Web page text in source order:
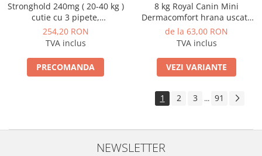
Stronghold 240mg ( 20-40 kg )
cutie cu 3 pipete,
Deparazitare externa si
interna pentru caini
254,20 RON
TVA inclus
PRECOMANDA
8 kg Royal Canin Mini
Dermacomfort hrana uscata
caine pentru prevenirea
iritatiilor pielii
de la 63,00 RON
TVA inclus
VEZI VARIANTE
1 2 3 ... 91
NEWSLETTER